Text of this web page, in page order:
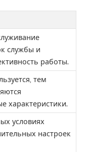
службы и
работы.
тем
характеристики.
условиях
настроек